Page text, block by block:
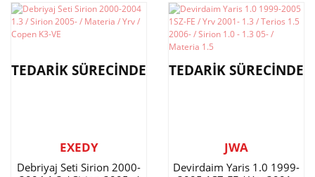
TEDARİK SÜRECİNDE
EXEDY
Debriyaj Seti Sirion 2000-
TEDARİK SÜRECİNDE
JWA
Devirdaim Yaris 1.0 1999-